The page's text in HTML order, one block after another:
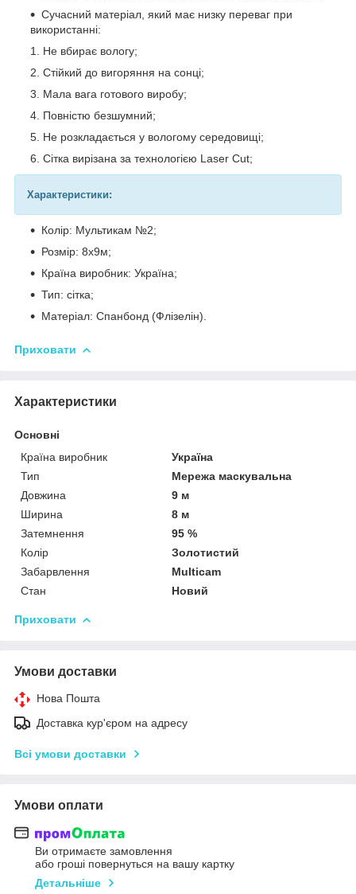
Сучасний матеріал, який має низку переваг при
використанні:
Не вбирає вологу;
Стійкий до вигоряння на сонці;
Мала вага готового виробу;
Повністю безшумний;
Не розкладається у вологому середовищі;
Сітка вирізана за технологією Laser Cut;
Характеристики:
Колір: Мультикам №2;
Розмір: 8х9м;
Країна виробник: Україна;
Тип: сітка;
Матеріал: Спанбонд (Флізелін).
Приховати
Характеристики
Основні
Країна виробник
Україна
Тип
Мережа маскувальна
Довжина
9 м
Ширина
8 м
Затемнення
95 %
Колір
Золотистий
Забарвлення
Multicam
Стан
Новий
Приховати
Умови доставки
Нова Пошта
Доставка кур'єром на адресу
Всі умови доставки
Умови оплати
Ви отримаєте замовлення
або гроші повернуться на вашу картку
Детальніше